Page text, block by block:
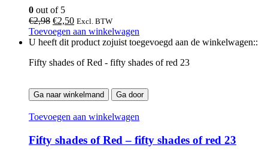
0 out of 5
€2,98 Oorspronkelijke
prijs
was:
€2,50Huidige
prijs
is:
Excl. BTW
Toevoegen aan winkelwagen
U heeft dit product zojuist toegevoegd aan de winkelwagen::
Fifty shades of Red - fifty shades of red 23
Ga naar winkelmand Ga door
Toevoegen aan winkelwagen
Fifty shades of Red – fifty shades of red 23